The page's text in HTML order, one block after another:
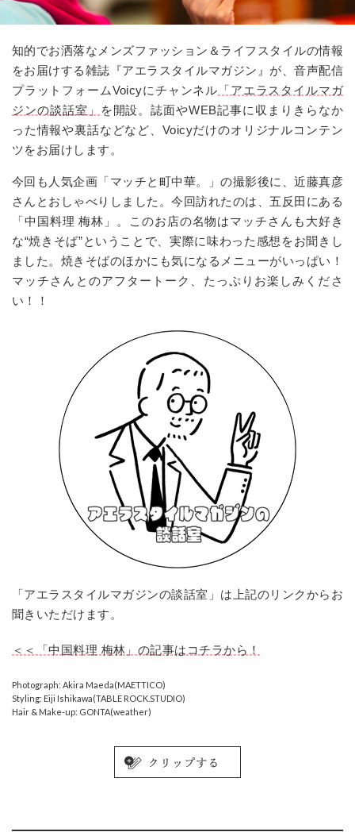
知的でお洒落なメンズファッション＆ライフスタイルの情報
をお届けする雑誌『アエラスタイルマガジン』が、音声配信
プラットフォームVoicyにチャンネル 「アエラスタイルマガ
ジンの談話室」
を開設。誌面やWEB記事に収まりきらなか
った情報や裏話などなど、Voicyだけのオリジナルコンテン
ツをお届けします。
今回も人気企画「マッチと町中華。」の撮影後に、近藤真彦
さんとおしゃべりしました。今回訪れたのは、五反田にある
「中国料理 梅林」。このお店の名物はマッチさんも大好き
な“焼きそば”ということで、実際に味わった感想をお聞きし
ました。焼きそばのほかにも気になるメニューがいっぱい！
マッチさんとのアフタートーク、たっぷりお楽しみくださ
い！！
「アエラスタイルマガジンの談話室」は上記のリンクからお
聞きいただけます。
＜＜「中国料理 梅林」の記事はコチラから！
Photograph: Akira Maeda(MAETTICO)
Styling: Eiji Ishikawa(TABLE ROCK.STUDIO)
Hair & Make-up: GONTA(weather)